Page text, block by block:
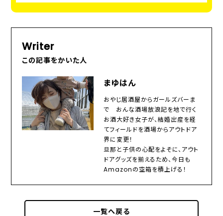
Writer
この記事をかいた人
まゆはん
おやじ居酒屋からガールズバーま
で おんな酒場放浪記を地で行く
お酒大好き女子が、結婚出産を経
てフィールドを酒場からアウトドア
界に変更！
旦那と子供の心配をよそに、アウト
ドアグッズを揃えるため、今日も
Amazonの空箱を積上げる！
一覧へ戻る